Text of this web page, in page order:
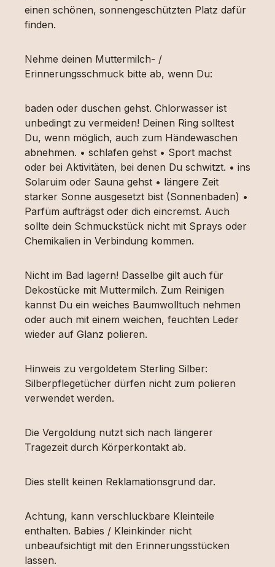
einen schönen, sonnengeschützten Platz dafür
finden.
Nehme deinen Muttermilch- /
Erinnerungsschmuck bitte ab, wenn Du:
baden oder duschen gehst. Chlorwasser ist
unbedingt zu vermeiden! Deinen Ring solltest
Du, wenn möglich, auch zum Händewaschen
abnehmen. • schlafen gehst • Sport machst
oder bei Aktivitäten, bei denen Du schwitzt. • ins
Solaruim oder Sauna gehst • längere Zeit
starker Sonne ausgesetzt bist (Sonnenbaden) •
Parfüm aufträgst oder dich eincremst. Auch
sollte dein Schmuckstück nicht mit Sprays oder
Chemikalien in Verbindung kommen.
Nicht im Bad lagern! Dasselbe gilt auch für
Dekostücke mit Muttermilch. Zum Reinigen
kannst Du ein weiches Baumwolltuch nehmen
oder auch mit einem weichen, feuchten Leder
wieder auf Glanz polieren.
Hinweis zu vergoldetem Sterling Silber:
Silberpflegetücher dürfen nicht zum polieren
verwendet werden.
Die Vergoldung nutzt sich nach längerer
Tragezeit durch Körperkontakt ab.
Dies stellt keinen Reklamationsgrund dar.
Achtung, kann verschluckbare Kleinteile
enthalten. Babies / Kleinkinder nicht
unbeaufsichtigt mit den Erinnerungsstücken
lassen.